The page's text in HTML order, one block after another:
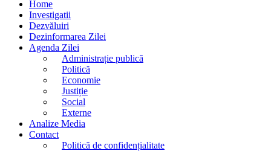
Home
Investigatii
Dezvăluiri
Dezinformarea Zilei
Agenda Zilei
Administrație publică
Politică
Economie
Justiție
Social
Externe
Analize Media
Contact
Politică de confidențialitate